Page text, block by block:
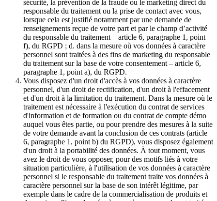
sécurité, la prévention de la fraude ou le marketing direct du
responsable du traitement ou la prise de contact avec vous,
lorsque cela est justifié notamment par une demande de
renseignements reçue de votre part et par le champ d’activité
du responsable du traitement – article 6, paragraphe 1, point
f), du RGPD ; d. dans la mesure où vos données à caractère
personnel sont traitées à des fins de marketing du responsable
du traitement sur la base de votre consentement – article 6,
paragraphe 1, point a), du RGPD.
Vous disposez d'un droit d'accès à vos données à caractère
personnel, d'un droit de rectification, d'un droit à l'effacement
et d'un droit à la limitation du traitement. Dans la mesure où le
traitement est nécessaire à l'exécution du contrat de services
d'information et de formation ou du contrat de compte démo
auquel vous êtes partie, ou pour prendre des mesures à la suite
de votre demande avant la conclusion de ces contrats (article
6, paragraphe 1, point b) du RGPD), vous disposez également
d'un droit à la portabilité des données. À tout moment, vous
avez le droit de vous opposer, pour des motifs liés à votre
situation particulière, à l'utilisation de vos données à caractère
personnel si le responsable du traitement traite vos données à
caractère personnel sur la base de son intérêt légitime, par
exemple dans le cadre de la commercialisation de produits et